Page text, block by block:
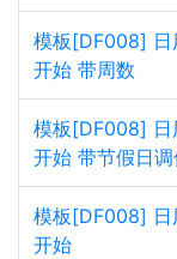
模板[DF008] 日
开始 带周数
模板[DF008] 日
开始 带节假日
模板[DF008] 日
开始